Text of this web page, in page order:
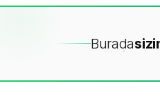
Burada